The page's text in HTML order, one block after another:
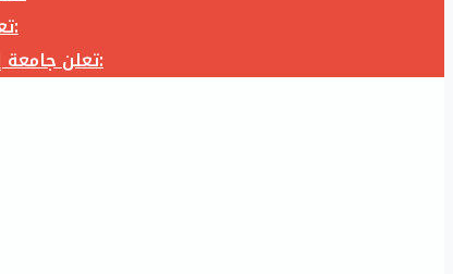
تعلن جامعة إدلب عن إجراء مناقصة (بالظرف المختوم) لشراء وتوريد أثاث مكاتب لزوم مكاتب وقاعات جامعة إدلب وفق الآتي:
تعلن جامعة إدلب عن إجراء مناقصة (بالظرف المختوم) لأعمال تجهيز مخبر الدراسات العليا في كلية العلوم في جامعة ادلب وفق الآتي: